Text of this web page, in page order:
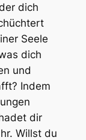
dich
Seele
dich
und
Indem
dir
Willst du